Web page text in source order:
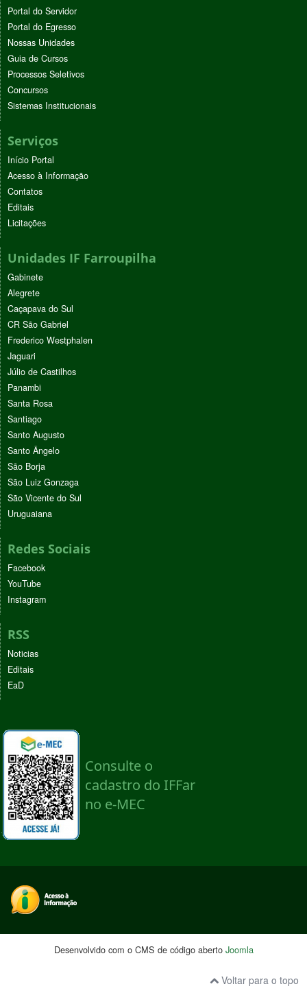
Portal do Servidor
Portal do Egresso
Nossas Unidades
Guia de Cursos
Processos Seletivos
Concursos
Sistemas Institucionais
Serviços
Início Portal
Acesso à Informação
Contatos
Editais
Licitações
Unidades IF Farroupilha
Gabinete
Alegrete
Caçapava do Sul
CR São Gabriel
Frederico Westphalen
Jaguari
Júlio de Castilhos
Panambi
Santa Rosa
Santiago
Santo Augusto
Santo Ângelo
São Borja
São Luiz Gonzaga
São Vicente do Sul
Uruguaiana
Redes Sociais
Facebook
YouTube
Instagram
RSS
Noticias
Editais
EaD
Desenvolvido com o CMS de código aberto Joomla
Voltar para o topo